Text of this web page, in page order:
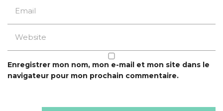
Enregistrer mon nom, mon e-mail et mon site dans le
navigateur pour mon prochain commentaire.